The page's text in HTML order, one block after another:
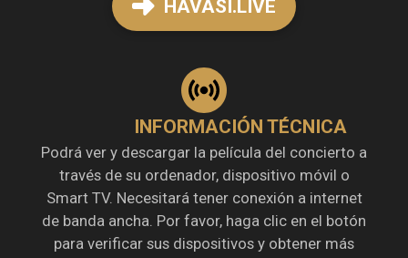
HAVASI.LIVE
INFORMACIÓN TÉCNICA
Podrá ver y descargar la película del concierto a
través de su ordenador, dispositivo móvil o
Smart TV. Necesitará tener conexión a internet
de banda ancha. Por favor, haga clic en el botón
para verificar sus dispositivos y obtener más